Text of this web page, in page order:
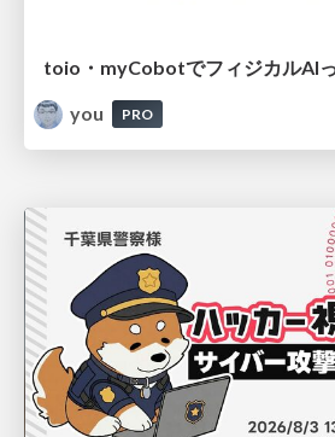
you
PRO